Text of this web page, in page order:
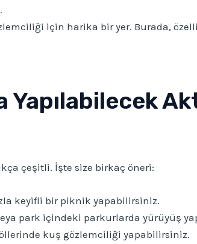
için harika bir yer. Burada,
Yapılabilecek
çeşitli. İşte size birkaç öneri:
keyifli bir piknik yapabilirsiniz.
park içindeki parkurlarda yürüyüş
kuş gözlemciliği yapabilirsiniz.